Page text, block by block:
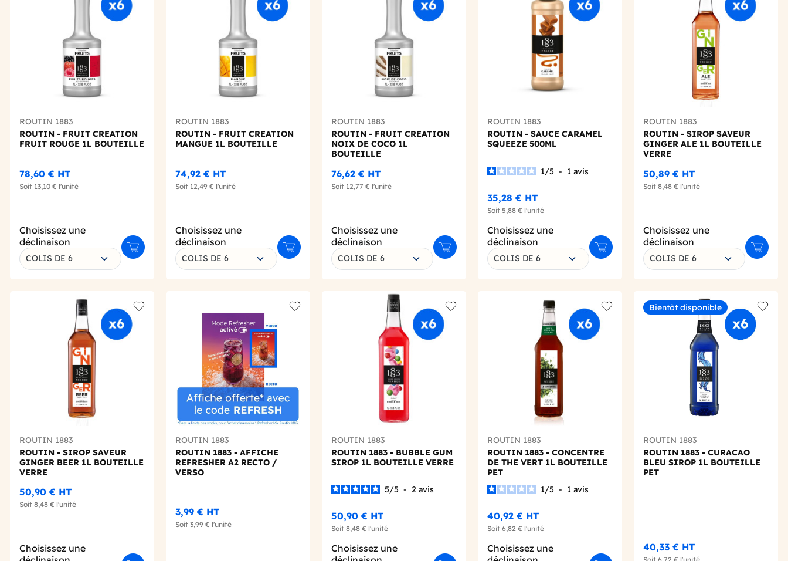
ROUTIN 1883
ROUTIN - FRUIT CREATION
FRUIT ROUGE 1L BOUTEILLE
78,60 € HT
Soit 13,10 € l'unité
Choisissez une
déclinaison
COLIS DE 6
Ajouter au panier
ROUTIN 1883
ROUTIN - FRUIT CREATION
MANGUE 1L BOUTEILLE
74,92 € HT
Soit 12,49 € l'unité
Choisissez une
déclinaison
COLIS DE 6
Ajouter au panier
ROUTIN 1883
ROUTIN - FRUIT CREATION
NOIX DE COCO 1L
BOUTEILLE
76,62 € HT
Soit 12,77 € l'unité
Choisissez une
déclinaison
COLIS DE 6
Ajouter au panier
ROUTIN 1883
ROUTIN - SAUCE CARAMEL
SQUEEZE 500ML
1/5 - 1 avis
35,28 € HT
Soit 5,88 € l'unité
Choisissez une
déclinaison
COLIS DE 6
Ajouter au panier
ROUTIN 1883
ROUTIN - SIROP SAVEUR
GINGER ALE 1L BOUTEILLE
VERRE
50,89 € HT
Soit 8,48 € l'unité
Choisissez une
déclinaison
COLIS DE 6
Ajouter
ROUTIN 1883
ROUTIN - SIROP SAVEUR
GINGER BEER 1L BOUTEILLE
VERRE
50,90 € HT
Soit 8,48 € l'unité
Choisissez une
ROUTIN 1883
ROUTIN 1883 - AFFICHE
REFRESHER A2 RECTO /
VERSO
3,99 € HT
Soit 3,99 € l'unité
ROUTIN 1883
ROUTIN 1883 - BUBBLE GUM
SIROP 1L BOUTEILLE VERRE
5/5 - 2 avis
50,90 € HT
Soit 8,48 € l'unité
Choisissez une
Add to wishlist
ROUTIN 1883
ROUTIN 1883 - CONCENTRE
DE THE VERT 1L BOUTEILLE
PET
1/5 - 1 avis
40,92 € HT
Soit 6,82 € l'unité
Choisissez une
Bientôt disponible
ROUTIN 1883
ROUTIN 1883 - CURACAO
BLEU SIROP 1L BOUTEILLE
PET
40,33 € HT